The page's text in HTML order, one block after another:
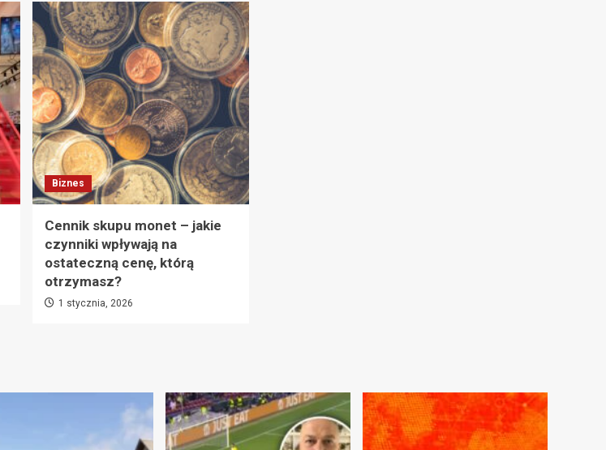
Biznes
Cennik skupu monet – jakie
czynniki wpływają na
ostateczną cenę, którą
otrzymasz?
1 stycznia, 2026